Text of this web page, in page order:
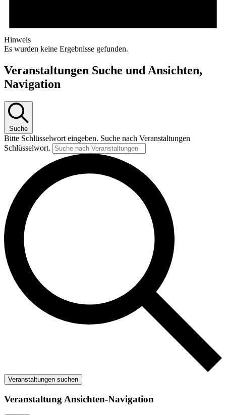
Hinweis
Es wurden keine Ergebnisse gefunden.
Veranstaltungen Suche und Ansichten,
Navigation
Suche
Bitte Schlüsselwort eingeben. Suche nach Veranstaltungen
Schlüsselwort.
Veranstaltungen suchen
Veranstaltung Ansichten-Navigation